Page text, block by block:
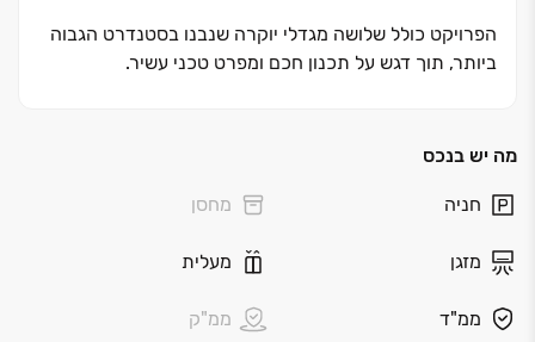
הפרויקט כולל שלושה מגדלי יוקרה שנבנו בסטנדרט הגבוה
ביותר, תוך דגש על תכנון חכם ומפרט טכני עשיר.
הפארק, כאשר מהקומות הגבוהות ניתן ליהנות גם מקו
השלווה והטבע של נהריה החדשה. לרוכשים מוצעים תנאי
ונוח לדירת החלומות הבאה שלכם
מה יש בנכס
חניה מחסן
מזגן מעלית
ממ"ד ממ"ק